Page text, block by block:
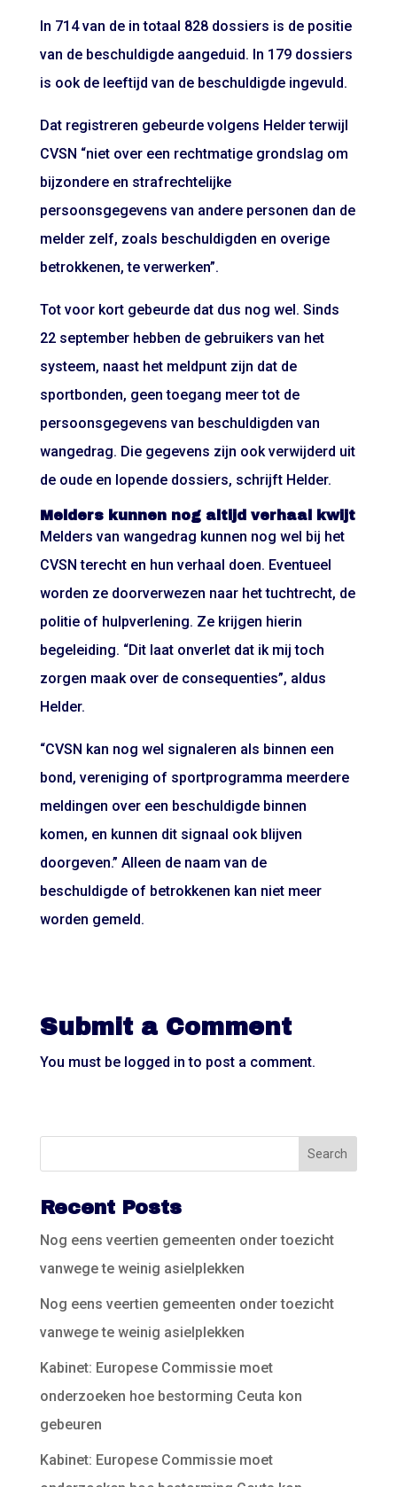
In 714 van de in totaal 828 dossiers is de positie
van de beschuldigde aangeduid. In 179 dossiers
is ook de leeftijd van de beschuldigde ingevuld.
Dat registreren gebeurde volgens Helder terwijl
CVSN “niet over een rechtmatige grondslag om
bijzondere en strafrechtelijke
persoonsgegevens van andere personen dan de
melder zelf, zoals beschuldigden en overige
betrokkenen, te verwerken”.
Tot voor kort gebeurde dat dus nog wel. Sinds
22 september hebben de gebruikers van het
systeem, naast het meldpunt zijn dat de
sportbonden, geen toegang meer tot de
persoonsgegevens van beschuldigden van
wangedrag. Die gegevens zijn ook verwijderd uit
de oude en lopende dossiers, schrijft Helder.
Melders kunnen nog altijd verhaal kwijt
Melders van wangedrag kunnen nog wel bij het
CVSN terecht en hun verhaal doen. Eventueel
worden ze doorverwezen naar het tuchtrecht, de
politie of hulpverlening. Ze krijgen hierin
begeleiding. “Dit laat onverlet dat ik mij toch
zorgen maak over de consequenties”, aldus
Helder.
“CVSN kan nog wel signaleren als binnen een
bond, vereniging of sportprogramma meerdere
meldingen over een beschuldigde binnen
komen, en kunnen dit signaal ook blijven
doorgeven.” Alleen de naam van de
beschuldigde of betrokkenen kan niet meer
worden gemeld.
Submit a Comment
You must be logged in to post a comment.
Recent Posts
Nog eens veertien gemeenten onder toezicht
vanwege te weinig asielplekken
Nog eens veertien gemeenten onder toezicht
vanwege te weinig asielplekken
Kabinet: Europese Commissie moet
onderzoeken hoe bestorming Ceuta kon
gebeuren
Kabinet: Europese Commissie moet